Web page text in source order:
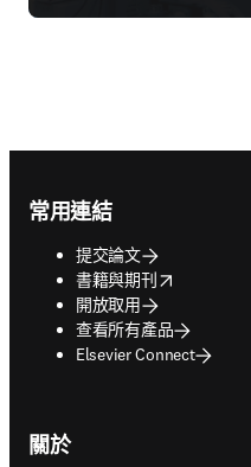
常用連結
提交論文
書籍與期刊
opens in new tab/window
開放取用
查看所有產品
Elsevier Connect
關於